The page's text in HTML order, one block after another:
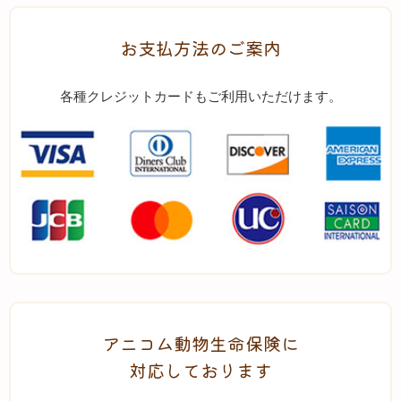
お支払方法のご案内
各種クレジットカードもご利用いただけます。
アニコム動物生命保険に
対応しております